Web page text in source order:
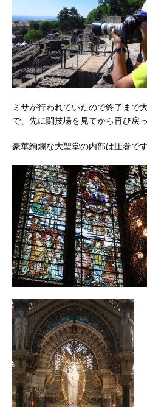
ミサが行われていたので終了まで
で、先に闘技場を見てから再び戻
豪華絢爛な大聖堂の内部は圧巻です